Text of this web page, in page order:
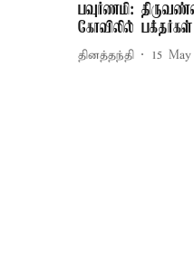
பவுர்ணமி:
கோவிலில்
தினத்தந்தி 15 May